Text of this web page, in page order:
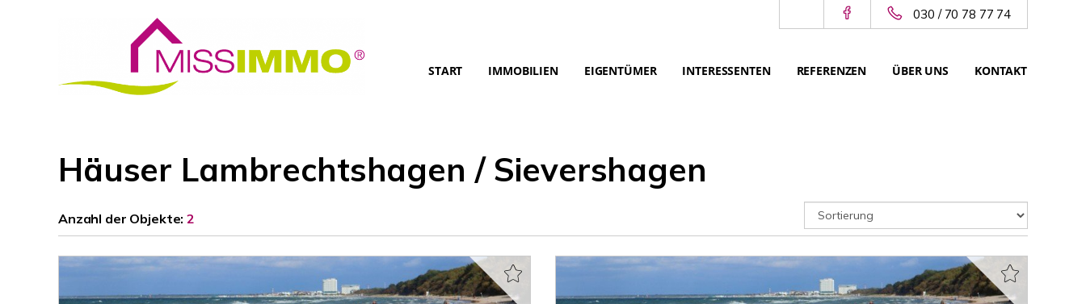
030 / 70 78 77 74
START IMMOBILIEN EIGENTÜMER INTERESSENTEN REFERENZEN ÜBER UNS KONTAKT
Häuser Lambrechtshagen / Sievershagen
Anzahl der Objekte:2